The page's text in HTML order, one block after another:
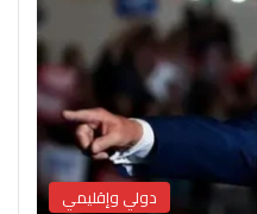
دولي وإقليمي